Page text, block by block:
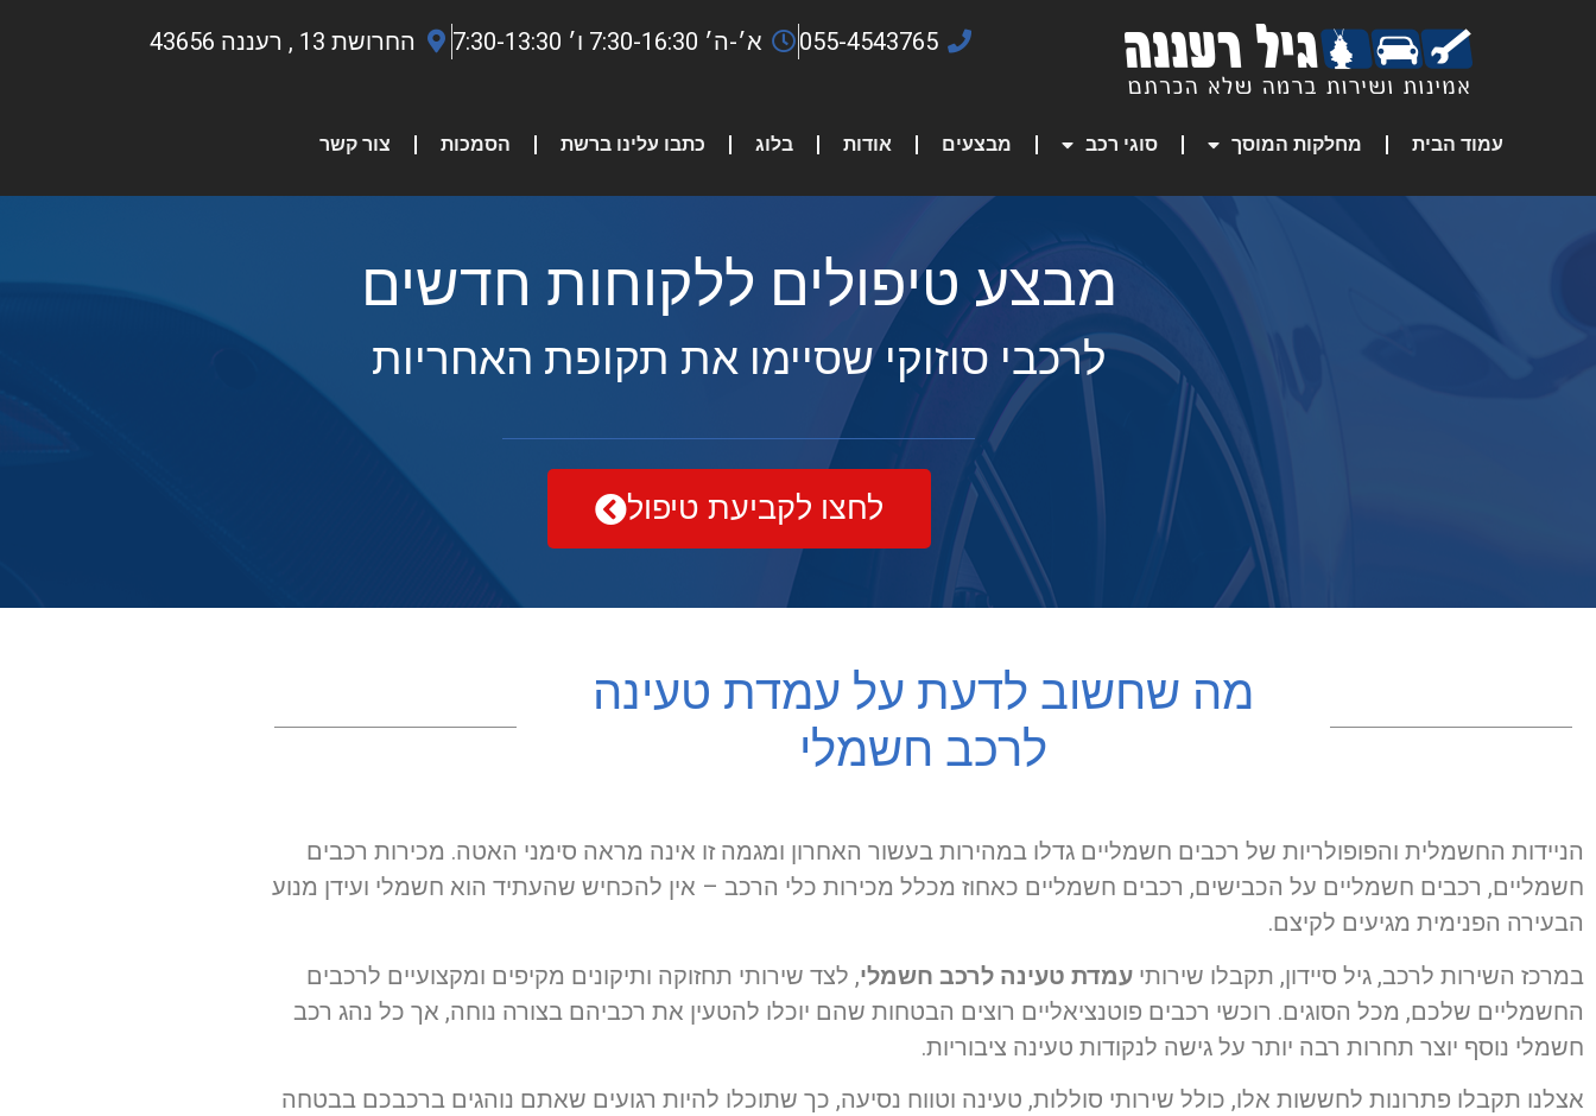
055-4543765 א׳-ה׳ 7:30-16:30 ו׳ 7:30-13:30 החרושת 13 , רעננה 43656
עמוד הבית מחלקות המוסך סוגי רכב מבצעים אודות בלוג כתבו עלינו ברשת הסמכות צור קשר
מבצע טיפולים ללקוחות חדשים
לרכבי סוזוקי שסיימו את תקופת האחריות
לחצו לקביעת טיפול
מה שחשוב לדעת על עמדת טעינה
לרכב חשמלי
הניידות החשמלית והפופולריות של רכבים חשמליים גדלו במהירות בעשור האחרון ומגמה זו אינה מראה סימני האטה. מכירות רכבים
חשמליים, רכבים חשמליים על הכבישים, רכבים חשמליים כאחוז מכלל מכירות כלי הרכב – אין להכחיש שהעתיד הוא חשמלי ועידן מנוע
הבעירה הפנימית מגיעים לקיצם.
במרכז השירות לרכב, גיל סיידון, תקבלו שירותי עמדת טעינה לרכב חשמלי, לצד שירותי תחזוקה ותיקונים מקיפים ומקצועיים לרכבים
החשמליים שלכם, מכל הסוגים. רוכשי רכבים פוטנציאליים רוצים הבטחות שהם יוכלו להטעין את רכביהם בצורה נוחה, אך כל נהג רכב
חשמלי נוסף יוצר תחרות רבה יותר על גישה לנקודות טעינה ציבוריות.
אצלנו תקבלו פתרונות לחששות אלו, כולל שירותי סוללות, טעינה וטווח נסיעה, כך שתוכלו להיות רגועים שאתם נוהגים ברכבכם בבטחה